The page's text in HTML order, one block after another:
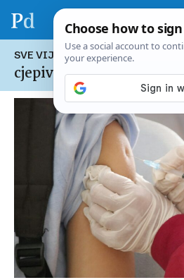
SVE VIJESTI NA TEMU:
cjepivo